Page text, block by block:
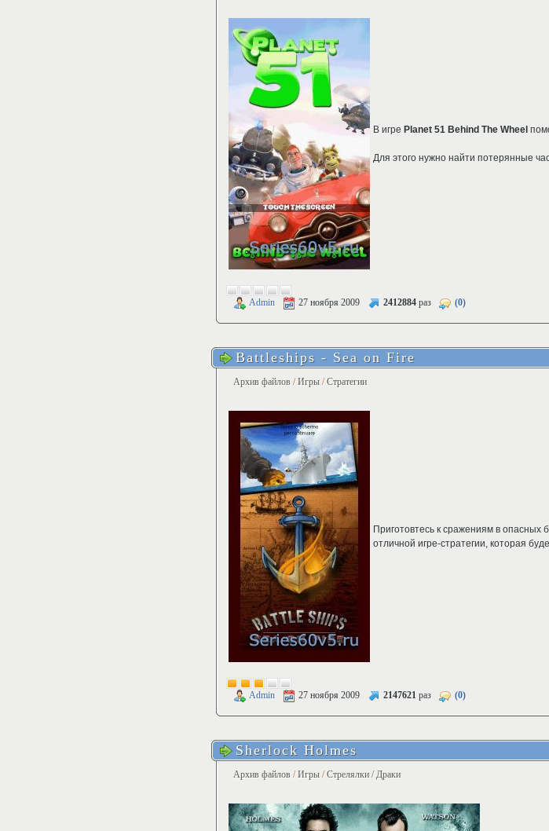
В игре Planet 51 Behind The Wheel
Для этого нужно найти потерянные
Admin 27 ноября 2009 2412884 раз (0)
Battleships - Sea on Fire
Архив файлов /Игры /Стратегии
Приготовтесь к сражениям в опасных
отличной игре-стратегии, которая
Admin 27 ноября 2009 2147621 раз (0)
Sherlock Holmes
Архив файлов /Игры /Стрелялки / Драки